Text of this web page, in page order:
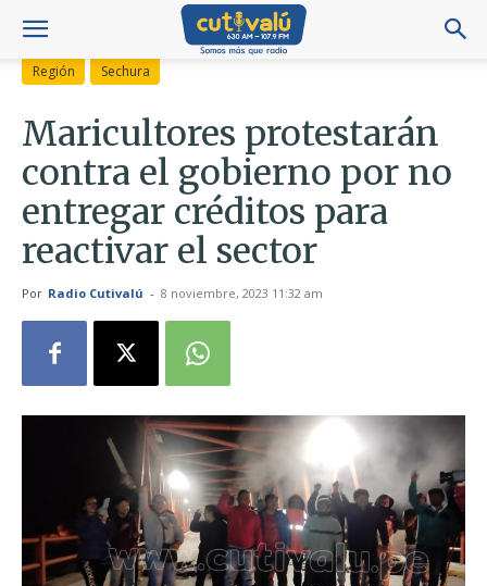
Región Sechura
Maricultores protestarán
contra el gobierno por no
entregar créditos para
reactivar el sector
Por Radio Cutivalú - 8 noviembre, 2023 11:32 am